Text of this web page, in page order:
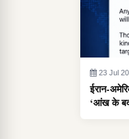
23 Jul
ईरान-
‘आंख के